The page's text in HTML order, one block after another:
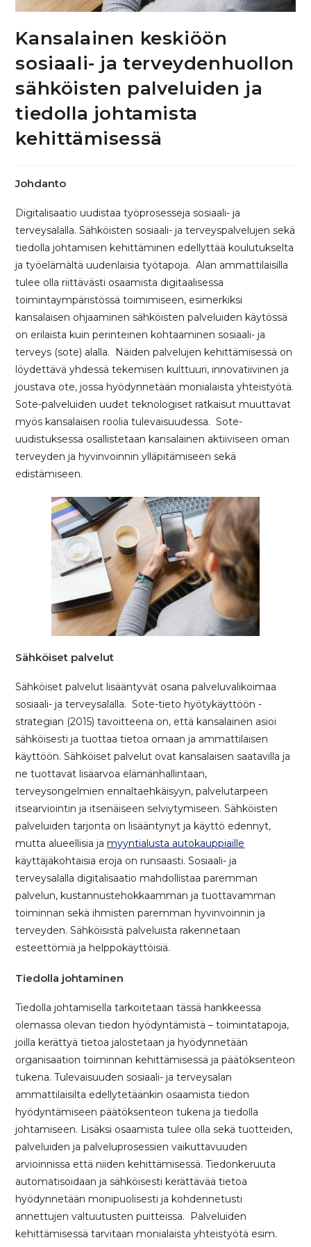
Kansalainen keskiöön
sosiaali- ja terveydenhuollon
sähköisten palveluiden ja
tiedolla johtamista
kehittämisessä
Johdanto
Digitalisaatio uudistaa työprosesseja sosiaali- ja
terveysalalla. Sähköisten sosiaali- ja terveyspalvelujen sekä
tiedolla johtamisen kehittäminen edellyttää koulutukselta
ja työelämältä uudenlaisia työtapoja. Alan ammattilaisilla
tulee olla riittävästi osaamista digitaalisessa
toimintaympäristössä toimimiseen, esimerkiksi
kansalaisen ohjaaminen sähköisten palveluiden käytössä
on erilaista kuin perinteinen kohtaaminen sosiaali- ja
terveys (sote) alalla. Näiden palvelujen kehittämisessä on
löydettävä yhdessä tekemisen kulttuuri, innovatiivinen ja
joustava ote, jossa hyödynnetään monialaista yhteistyötä.
Sote-palveluiden uudet teknologiset ratkaisut muuttavat
myös kansalaisen roolia tulevaisuudessa. Sote-
uudistuksessa osallistetaan kansalainen aktiiviseen oman
terveyden ja hyvinvoinnin ylläpitämiseen sekä
edistämiseen.
Sähköiset palvelut
Sähköiset palvelut lisääntyvät osana palveluvalikoimaa
sosiaali- ja terveysalalla. Sote-tieto hyötykäyttöön -
strategian (2015) tavoitteena on, että kansalainen asioi
sähköisesti ja tuottaa tietoa omaan ja ammattilaisen
käyttöön. Sähköiset palvelut ovat kansalaisen saatavilla ja
ne tuottavat lisäarvoa elämänhallintaan,
terveysongelmien ennaltaehkäisyyn, palvelutarpeen
itsearviointin ja itsenäiseen selviytymiseen. Sähköisten
palveluiden tarjonta on lisääntynyt ja käyttö edennyt,
mutta alueellisia jamyyntialusta autokauppiaille
käyttäjäkohtaisia eroja on runsaasti. Sosiaali- ja
terveysalalla digitalisaatio mahdollistaa paremman
palvelun, kustannustehokkaamman ja tuottavamman
toiminnan sekä ihmisten paremman hyvinvoinnin ja
terveyden. Sähköisistä palveluista rakennetaan
esteettömiä ja helppokäyttöisiä.
Tiedolla johtaminen
Tiedolla johtamisella tarkoitetaan tässä hankkeessa
olemassa olevan tiedon hyödyntämistä – toimintatapoja,
joilla kerättyä tietoa jalostetaan ja hyödynnetään
organisaation toiminnan kehittämisessä ja päätöksenteon
tukena. Tulevaisuuden sosiaali- ja terveysalan
ammattilaisilta edellytetäänkin osaamista tiedon
hyödyntämiseen päätöksenteon tukena ja tiedolla
johtamiseen. Lisäksi osaamista tulee olla sekä tuotteiden,
palveluiden ja palveluprosessien vaikuttavuuden
arvioinnissa että niiden kehittämisessä. Tiedonkeruuta
automatisoidaan ja sähköisesti kerättävää tietoa
hyödynnetään monipuolisesti ja kohdennetusti
annettujen valtuutusten puitteissa. Palveluiden
kehittämisessä tarvitaan monialaista yhteistyötä esim.